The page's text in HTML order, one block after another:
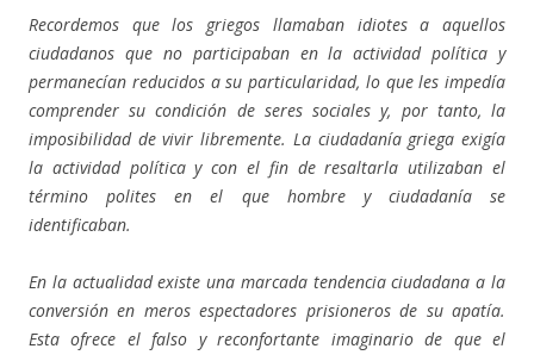
Recordemos que los griegos llamaban idiotes a aquellos
ciudadanos que no participaban en la actividad política y
permanecían reducidos a su particularidad, lo que les impedía
comprender su condición de seres sociales y, por tanto, la
imposibilidad de vivir libremente. La ciudadanía griega exigía
la actividad política y con el fin de resaltarla utilizaban el
término polites en el que hombre y ciudadanía se
identificaban.
En la actualidad existe una marcada tendencia ciudadana a la
conversión en meros espectadores prisioneros de su apatía.
Esta ofrece el falso y reconfortante imaginario de que el